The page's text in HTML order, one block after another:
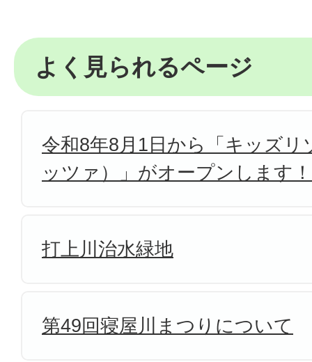
よく見られるページ
令和8年8月1日から「キッズリ
ッツァ）」がオープンします！
打上川治水緑地
第49回寝屋川まつりについて